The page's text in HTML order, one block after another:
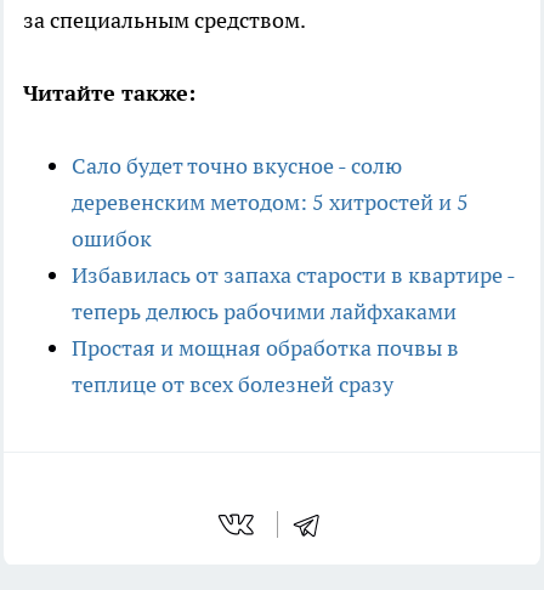
за специальным средством.
Читайте также:
Сало будет точно вкусное - солю
деревенским методом: 5 хитростей и 5
ошибок
Избавилась от запаха старости в квартире -
теперь делюсь рабочими лайфхаками
Простая и мощная обработка почвы в
теплице от всех болезней сразу